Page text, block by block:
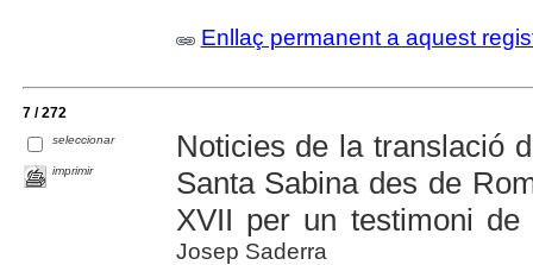
Enllaç permanent a aquest
7 / 272
seleccionar
imprimir
Noticies de la translació
Santa Sabina des de
XVII per un testimoni de
Josep Saderra